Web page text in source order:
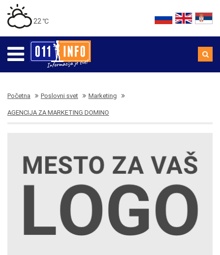
22 ℃
Početna Poslovni svet Marketing
AGENCIJA ZA MARKETING DOMINO